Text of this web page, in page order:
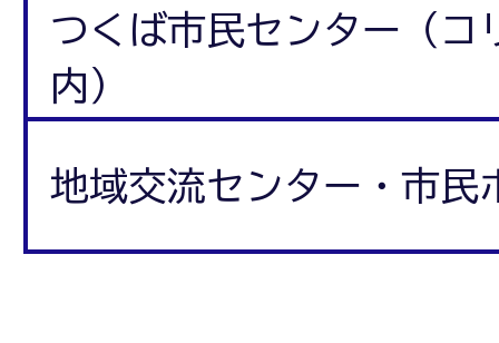
つくば市民センター（コ
内）
地域交流センター・市民